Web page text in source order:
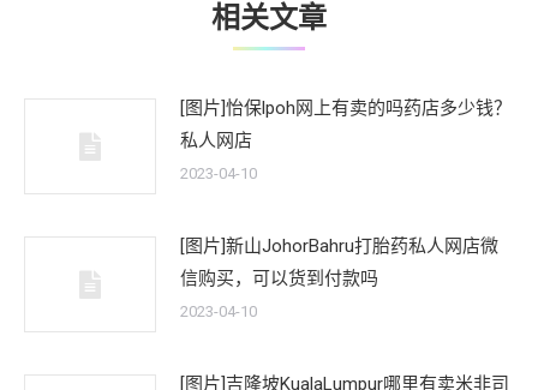
相关文章
[图片]怡保lpoh网上有卖的吗药店多少钱？
私人网店
2023-04-10
[图片]新山JohorBahru打胎药私人网店微
信购买，可以货到付款吗
2023-04-10
[图片]吉隆坡KualaLumpur哪里有卖米非司